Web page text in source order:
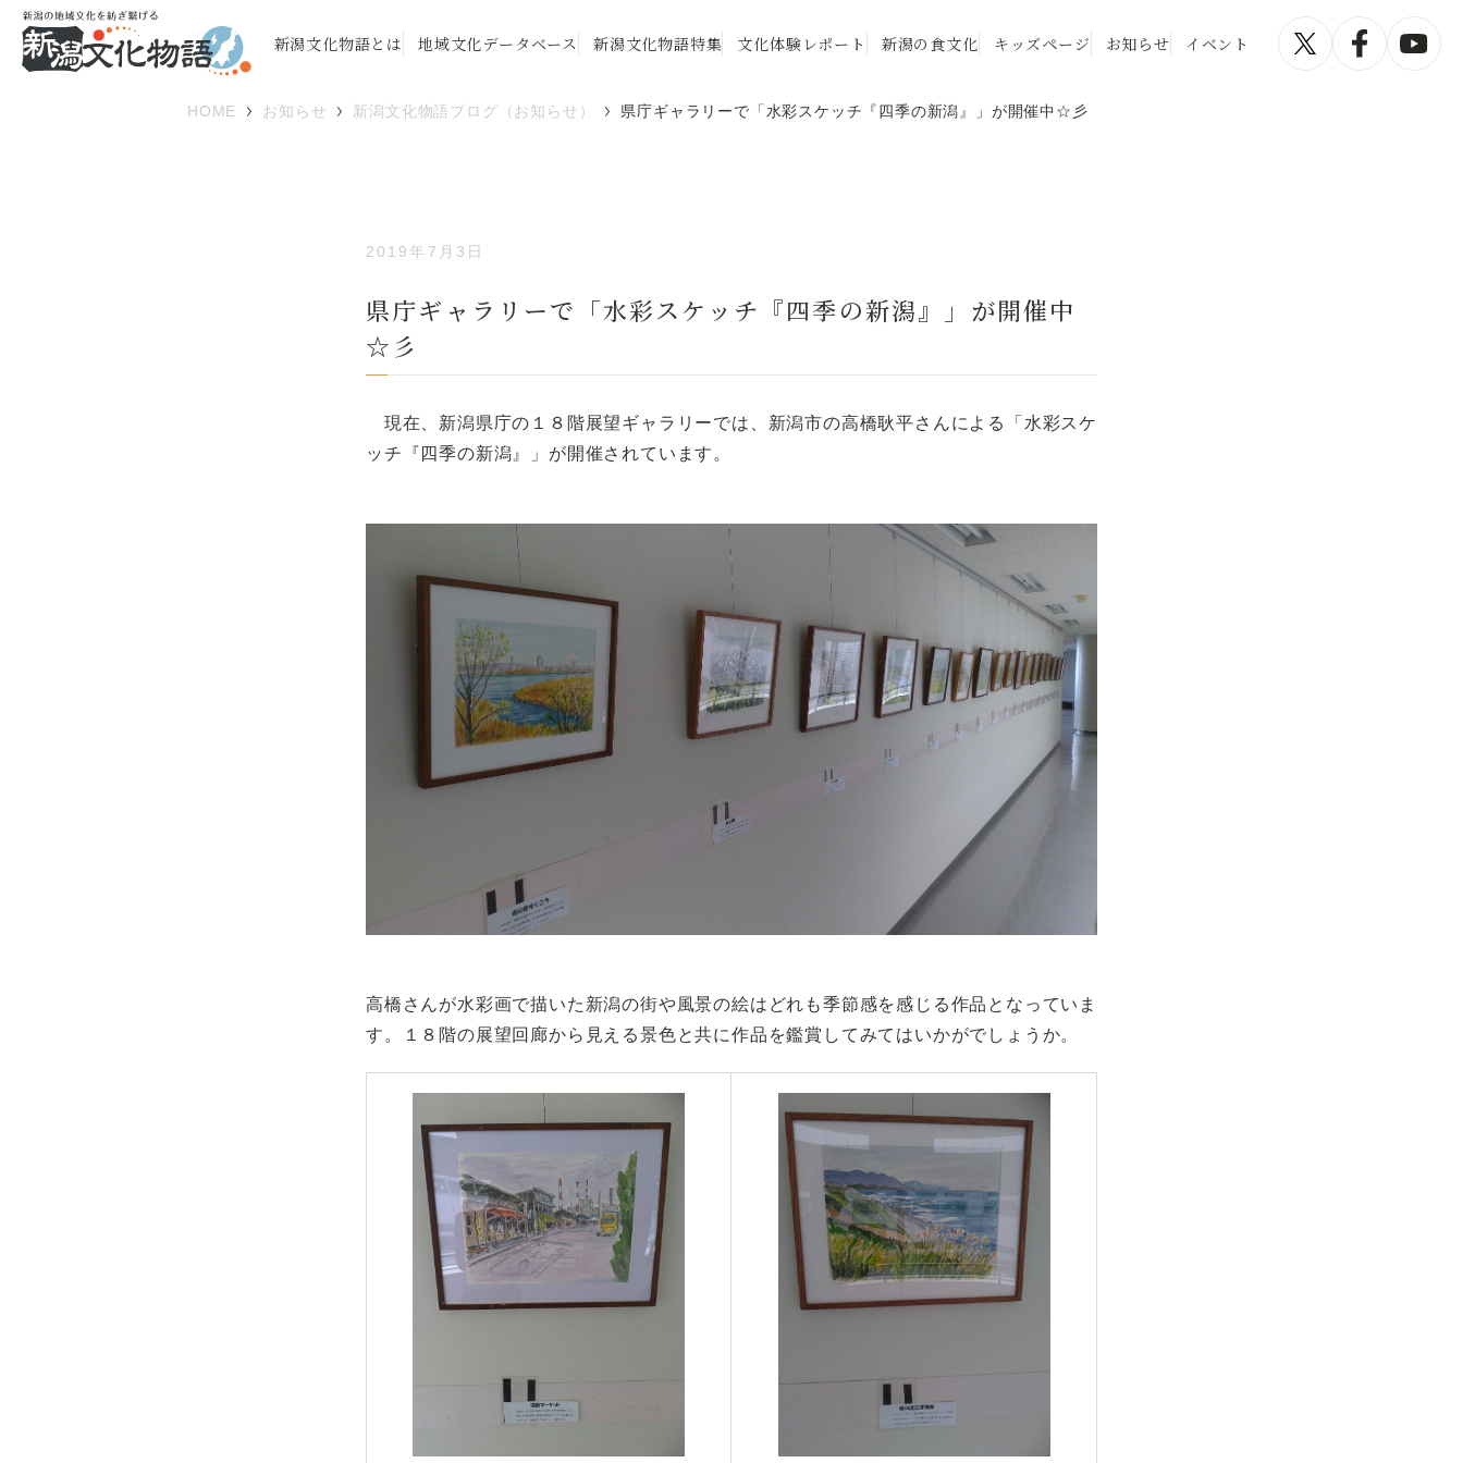
新潟文化物語とは 地域文化データベース 新潟文化物語特集 文化体験レポート 新潟の食文化 キッズページ お知らせ イベント
HOME お知らせ 新潟文化物語ブログ（お知らせ） 県庁ギャラリーで「水彩スケッチ『四季の新潟』」が開催中☆彡
2019年7月3日
県庁ギャラリーで「水彩スケッチ『四季の新潟』」が開催中
☆彡
現在、新潟県庁の１８階展望ギャラリーでは、新潟市の高橋耿平さんによる「水彩スケ
ッチ『四季の新潟』」が開催されています。
高橋さんが水彩画で描いた新潟の街や風景の絵はどれも季節感を感じる作品となっていま
す。１８階の展望回廊から見える景色と共に作品を鑑賞してみてはいかがでしょうか。